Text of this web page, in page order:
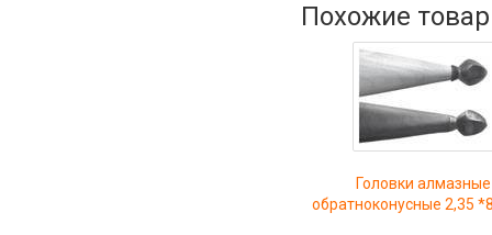
Похожие
Головки алмазные
обратноконусные 2,35